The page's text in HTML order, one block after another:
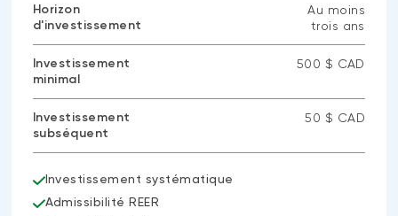
Horizon
d'investissement
Au moins
trois ans
Investissement
minimal
500 $ CAD
Investissement
subséquent
50 $ CAD
Investissement systématique
Admissibilité REER